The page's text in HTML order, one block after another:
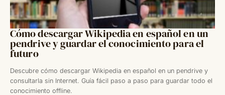
Cómo descargar Wikipedia en español en un
pendrive y guardar el conocimiento para el
futuro
Descubre cómo descargar Wikipedia en español en un pendrive y
consultarla sin Internet. Guía fácil paso a paso para guardar todo el
conocimiento offline.